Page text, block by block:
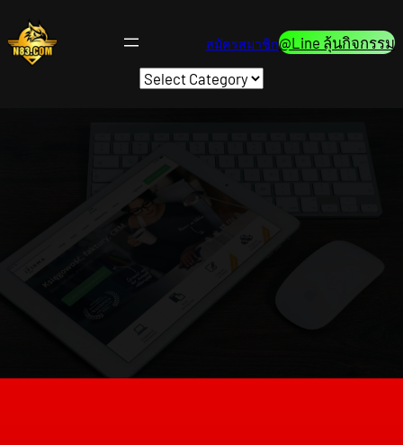
content
สมัครสมาชิก@Line ลุ้นกิจกรรม
Categories